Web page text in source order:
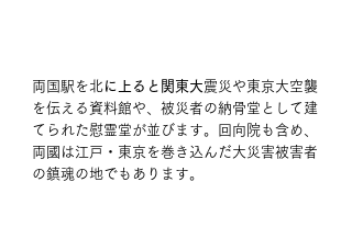
両国駅を北に上ると関東大震災や東京大空襲
を伝える資料館や、被災者の納骨堂として建
てられた慰霊堂が並びます。回向院も含め、
両國は江戸・東京を巻き込んだ大災害被害者
の鎮魂の地でもあります。